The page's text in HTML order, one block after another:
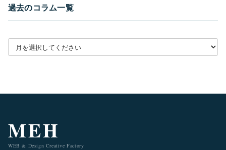
過去のコラム一覧
月別アーカイブを選択
MEH
WEB & Design Creative Factory